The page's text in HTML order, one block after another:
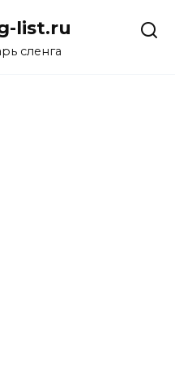
list.ru
сленга